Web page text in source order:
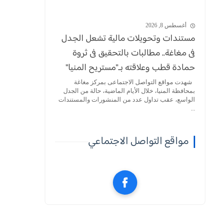
أغسطس 8, 2026
مستندات وتحويلات مالية تشعل الجدل
فى مغاغة.. مطالبات بالتحقيق فى ثروة
حمادة قطب وعلاقته بـ"مستريح المنيا"
شهدت مواقع التواصل الاجتماعى بمركز مغاغة
بمحافظة المنيا، خلال الأيام الماضية، حالة من الجدل
الواسع، عقب تداول عدد من المنشورات والمستندات
...
مواقع التواصل الاجتماعي